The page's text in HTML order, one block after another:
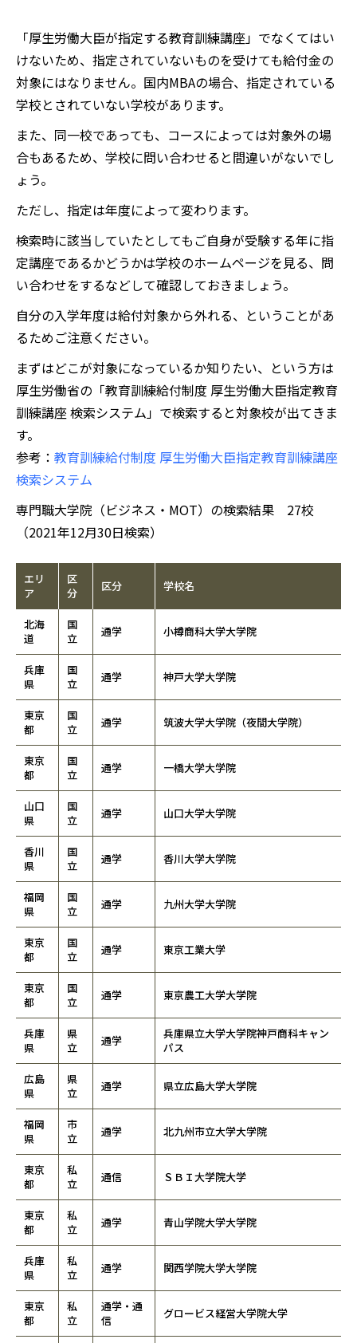
「厚生労働大臣が指定する教育訓練講座」でなくてはい
けないため、指定されていないものを受けても給付金の
対象にはなりません。国内MBAの場合、指定されている
学校とされていない学校があります。
また、同一校であっても、コースによっては対象外の場
合もあるため、学校に問い合わせると間違いがないでし
ょう。
ただし、指定は年度によって変わります。
検索時に該当していたとしてもご自身が受験する年に指
定講座であるかどうかは学校のホームページを見る、問
い合わせをするなどして確認しておきましょう。
自分の入学年度は給付対象から外れる、ということがあ
るためご注意ください。
まずはどこが対象になっているか知りたい、という方は
厚生労働省の「教育訓練給付制度 厚生労働大臣指定教育
訓練講座 検索システム」で検索すると対象校が出てきま
す。
参考： 教育訓練給付制度 厚生労働大臣指定教育訓練講座
検索システム
専門職大学院（ビジネス・MOT）の検索結果 27校
（2021年12月30日検索）
エリ
ア
区
分
区分 学校名
北海
道
国
立
通学 小樽商科大学大学院
兵庫
県
国
立
通学 神戸大学大学院
東京
都
国
立
通学 筑波大学大学院（夜間大学院）
東京
都
国
立
通学 一橋大学大学院
山口
県
国
立
通学 山口大学大学院
香川
県
国
立
通学 香川大学大学院
福岡
県
国
立
通学 九州大学大学院
東京
都
国
立
通学 東京工業大学
東京
都
国
立
通学 東京農工大学大学院
兵庫
県
県
立
通学
兵庫県立大学大学院神戸商科キャン
パス
広島
県
県
立
通学 県立広島大学大学院
福岡
県
市
立
通学 北九州市立大学大学院
東京
都
私
立
通信 ＳＢＩ大学院大学
東京
都
私
立
通学 青山学院大学大学院
兵庫
県
私
立
通学 関西学院大学大学院
東京
都
私
立
通学・通
信
グロービス経営大学院大学